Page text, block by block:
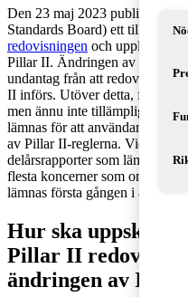
Den 23 maj 2023 publicerade
Standards Board) ett tillägg till
redovisningen och
Pillar II. Ändringen av IAS 12
undantag från att redovisa
II införs. Utöver detta, för
men ännu inte tillämpliga,
lämnas för att användaren ska
av Pillar II-reglerna. Vidare
delårsrapporter som lämnas
flesta koncerner som omfattas
lämnas första gången i
Hur ska
Pillar II redovisas
ändringen av IAS